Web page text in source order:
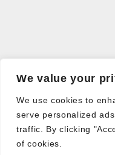
We value your
We use cookies to
serve personalized
traffic. By clicking
of cookies.